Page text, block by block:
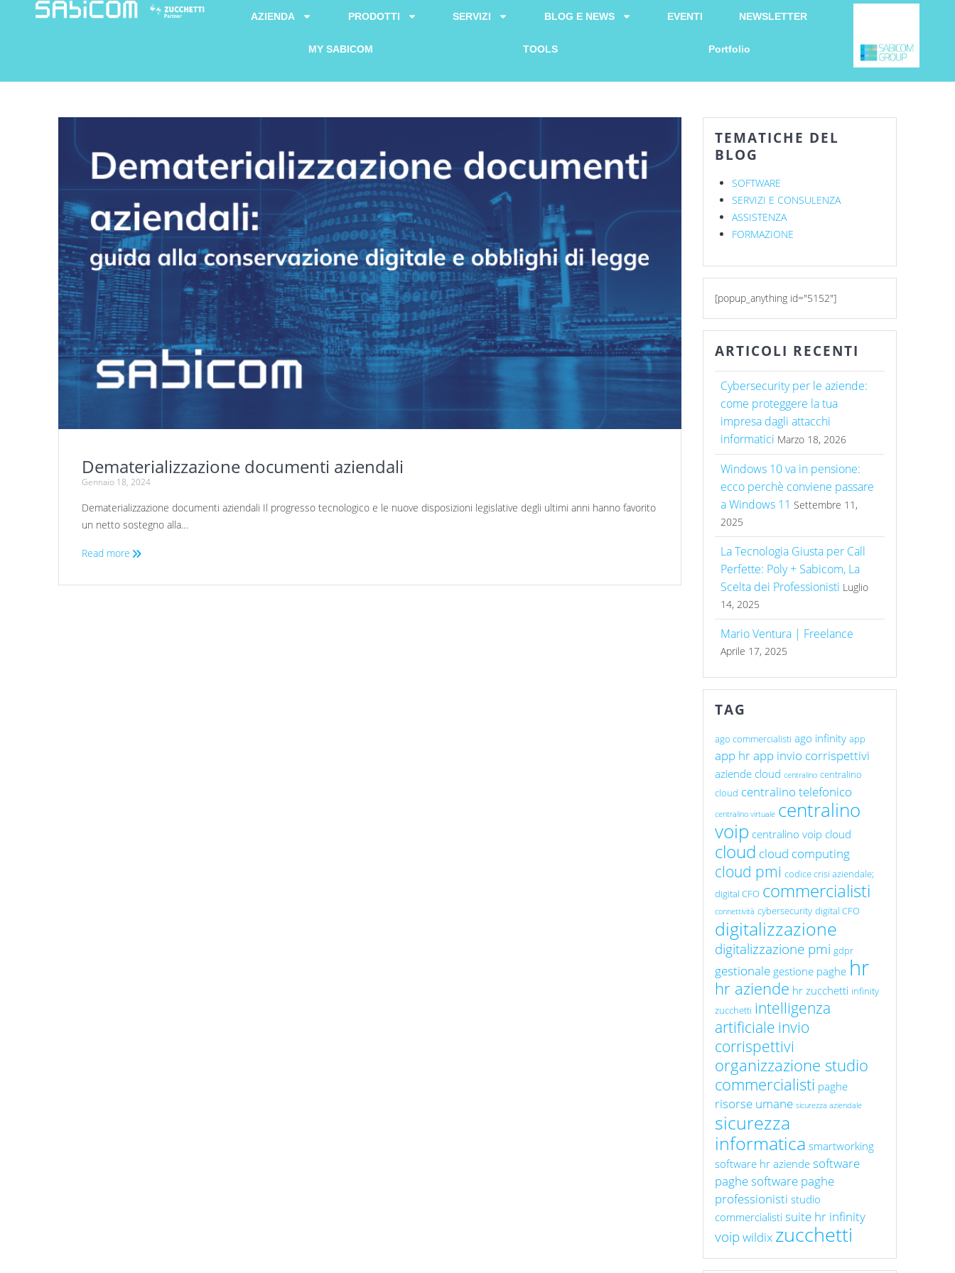
AZIENDA PRODOTTI SERVIZI BLOG E NEWS EVENTI NEWSLETTER
MY SABICOM TOOLS Portfolio
Dematerializzazione documenti aziendali
Gennaio 18, 2024
Dematerializzazione documenti aziendali Il progresso tecnologico e le nuove disposizioni legislative degli ultimi anni hanno favorito
un netto sostegno alla…
Read more
TEMATICHE DEL
BLOG
SOFTWARE
SERVIZI E CONSULENZA
ASSISTENZA
FORMAZIONE
[popup_anything id="5152"]
ARTICOLI RECENTI
Cybersecurity per le aziende:
come proteggere la tua
impresa dagli attacchi
informatici Marzo 18, 2026
Windows 10 va in pensione:
ecco perchè conviene passare
a Windows 11 Settembre 11,
2025
La Tecnologia Giusta per Call
Perfette: Poly + Sabicom, La
Scelta dei Professionisti Luglio
14, 2025
Mario Ventura | Freelance
Aprile 17, 2025
TAG
ago commercialisti ago infinity app
app hrapp invio corrispettivi
aziende cloud centralino centralino
cloud centralino telefonico
centralino virtuale centralino
voip centralino voip cloud
cloud cloud computing
cloud pmi codice crisi aziendale;
digital CFO commercialisti
connettività cybersecurity digital CFO
digitalizzazione
digitalizzazione pmi gdpr
gestionale gestione paghe hr
hr aziende hr zucchetti infinity
zucchetti intelligenza
artificiale invio
corrispettivi
organizzazione studio
commercialisti paghe
risorse umane sicurezza aziendale
sicurezza
informatica smartworking
software hr aziende software
paghesoftware paghe
professionisti studio
commercialisti suite hr infinity
voipwildix zucchetti